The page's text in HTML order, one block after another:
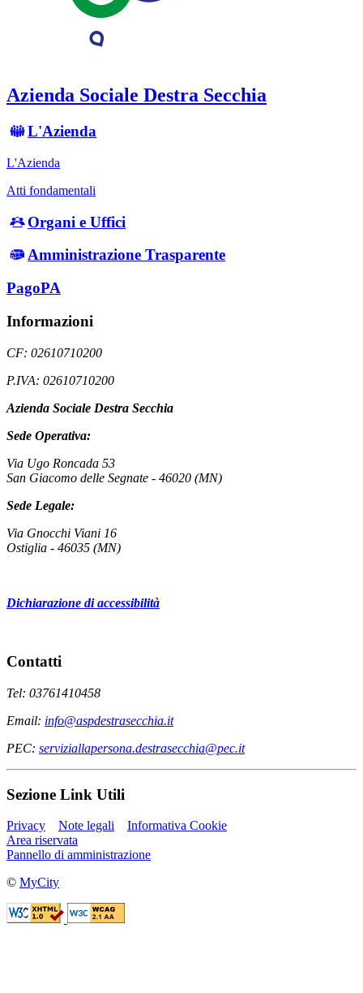
Azienda Sociale Destra Secchia
L'Azienda
L'Azienda
Atti fondamentali
Organi e Uffici
Amministrazione Trasparente
PagoPA
Informazioni
CF: 02610710200
P.IVA: 02610710200
Azienda Sociale Destra Secchia
Sede Operativa:
Via Ugo Roncada 53
San Giacomo delle Segnate - 46020 (MN)
Sede Legale:
Via Gnocchi Viani 16
Ostiglia - 46035 (MN)
Dichiarazione di accessibilità
Contatti
Tel: 03761410458
Email: info@aspdestrasecchia.it
PEC: serviziallapersona.destrasecchia@pec.it
Sezione Link Utili
Privacy Note legali
Informativa Cookie
Area riservata
Pannello di amministrazione
© MyCity